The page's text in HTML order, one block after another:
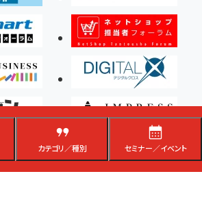
カテゴリ／種別 セミナー／イベント